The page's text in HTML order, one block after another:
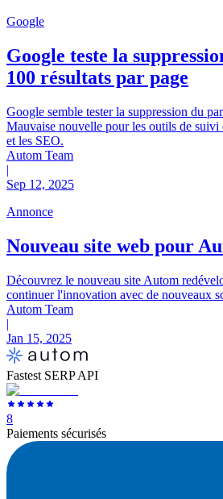
Google
Google teste la
100 résultats par page
Google semble tester la suppression du
Mauvaise nouvelle pour les outils de suivi
et les SEO.
Autom Team
|
Sep 12, 2025
Annonce
Nouveau site web pour
Découvrez le nouveau site Autom
continuer l'innovation avec de nouveaux
Autom Team
|
Jan 15, 2025
Fastest SERP API
8
Paiements sécurisés